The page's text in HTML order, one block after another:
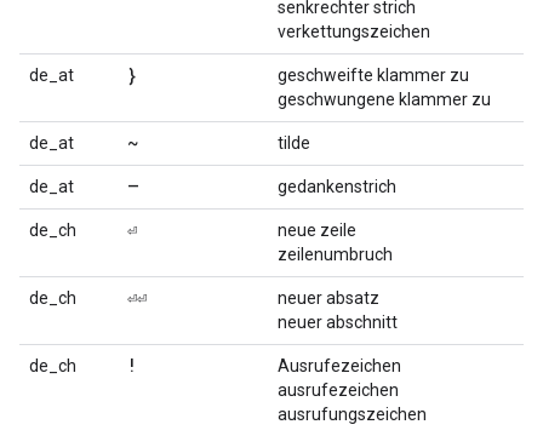
senkrechter strich
verkettungszeichen
de_at }
geschweifte klammer zu
geschwungene klammer zu
de_at ~ tilde
de_at – gedankenstrich
de_ch ⏎
neue zeile
zeilenumbruch
de_ch ⏎⏎
neuer absatz
neuer abschnitt
de_ch !
Ausrufezeichen
ausrufezeichen
ausrufungszeichen